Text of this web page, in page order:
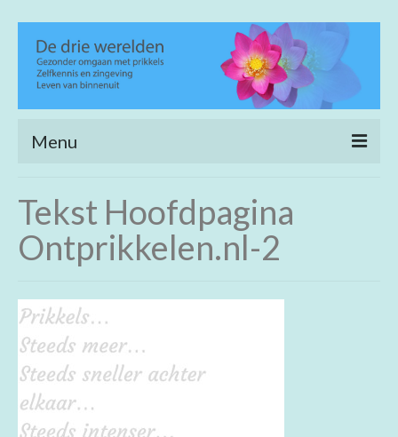
Menu
Heling en verfijning
Life coaching
Wijs wandelen
Achtergrond
Open meditatie
Tekst Hoofdpagina
Ontprikkelen.nl-2